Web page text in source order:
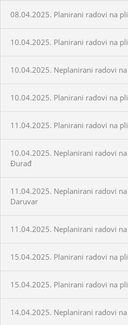
08.04.2025. Planirani radovi na
10.04.2025. Planirani radovi na
10.04.2025. Neplanirani radovi
10.04.2025. Planirani radovi na
11.04.2025. Planirani radovi na
10.04.2025. Neplanirani radovi
Đurađ
11.04.2025. Neplanirani radovi
Daruvar
11.04.2025. Neplanirani radovi
15.04.2025. Planirani radovi na
15.04.2025. Planirani radovi na
14.04.2025. Neplanirani radovi